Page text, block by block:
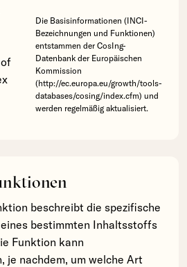
Die Basisinformationen (INCI-
Bezeichnungen und Funktionen)
entstammen der CosIng-
Datenbank der Europäischen
Kommission
(http://ec.europa.eu/growth/tools-
databases/cosing/index.cfm) und
werden regelmäßig aktualisiert.
beschreibt die spezifische
bestimmten Inhaltsstoffs
Funktion kann
je nachdem, um welche Art